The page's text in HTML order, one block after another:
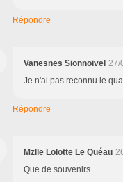
Répondre
Vanesnes Sionnoivel 27/
Je n'ai pas reconnu le
Répondre
Mzlle Lolotte Le Quéau
Que de souvenirs